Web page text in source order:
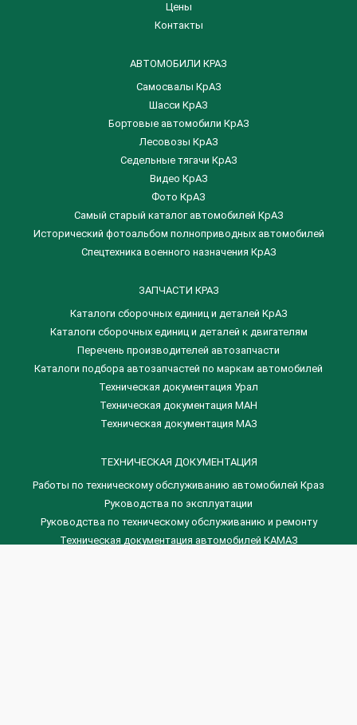
Цены
Контакты
АВТОМОБИЛИ КРАЗ
Самосвалы КрАЗ
Шасси КрАЗ
Бортовые автомобили КрАЗ
Лесовозы КрАЗ
Седельные тягачи КрАЗ
Видео КрАЗ
Фото КрАЗ
Самый старый каталог автомобилей КрАЗ
Исторический фотоальбом полноприводных автомобилей
Спецтехника военного назначения КрАЗ
ЗАПЧАСТИ КРАЗ
Каталоги сборочных единиц и деталей КрАЗ
​Каталоги сборочных единиц и деталей к двигателям
Перечень производителей автозапчасти
Каталоги подбора автозапчастей по маркам автомобилей
Техническая документация Урал
Техническая документация МАН
Техническая документация МАЗ
ТЕХНИЧЕСКАЯ ДОКУМЕНТАЦИЯ
Работы по техническому обслуживанию автомобилей Краз
Руководства по эксплуатации
Руководства по техническому обслуживанию и ремонту
Техническая документация автомобилей КАМАЗ